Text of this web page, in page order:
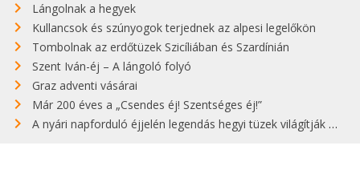
Lángolnak a hegyek
Kullancsok és szúnyogok terjednek az alpesi legelőkön
Tombolnak az erdőtüzek Szicíliában és Szardínián
Szent Iván-éj – A lángoló folyó
Graz adventi vásárai
Már 200 éves a „Csendes éj! Szentséges éj!”
A nyári napforduló éjjelén legendás hegyi tüzek világítják meg Zugspitzét